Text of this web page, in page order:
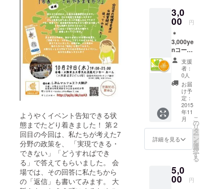
ようやくイベント告知できる状
態までたどり着きました！ 第２
回目の今回は、私たちが考えた7
分野の政策を、 「実現できる・
できない」「どうすればでき
る」で答えてもらいました。 会
場では、その回答に私たちから
の「返信」も書いてみます。 大
3,0
00 円
＊
3,000ye
nコース
大阪も
あなた
の運気
も上が
る！ 大
Upper
&おみこ
しス
テッ
カー＋
おおき
大阪
アッ
パー会
支援
者：
0人
お届
け予
定：
2015
年11
月
詳細を見る
こ
の
リ
タ
ー
ン
を
選
択
す
る
5,0
00 円